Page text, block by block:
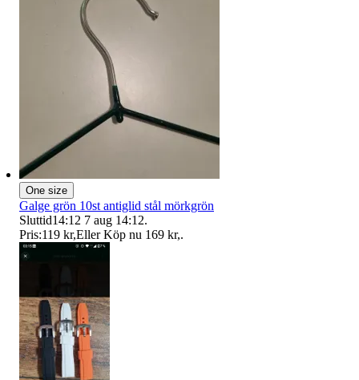
One size
Galge grön 10st antiglid stål mörkgrön
Sluttid14:12 7 aug 14:12.
Pris:119 kr,Eller Köp nu 169 kr,.